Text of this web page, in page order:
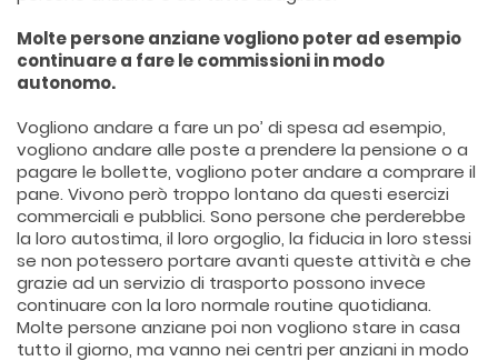
Molte persone anziane vogliono poter ad esempio
continuare a fare le commissioni in modo
autonomo.
Vogliono andare a fare un po’ di spesa ad esempio,
vogliono andare alle poste a prendere la pensione o a
pagare le bollette, vogliono poter andare a comprare il
pane. Vivono però troppo lontano da questi esercizi
commerciali e pubblici. Sono persone che perderebbe
la loro autostima, il loro orgoglio, la fiducia in loro stessi
se non potessero portare avanti queste attività e che
grazie ad un servizio di trasporto possono invece
continuare con la loro normale routine quotidiana.
Molte persone anziane poi non vogliono stare in casa
tutto il giorno, ma vanno nei centri per anziani in modo